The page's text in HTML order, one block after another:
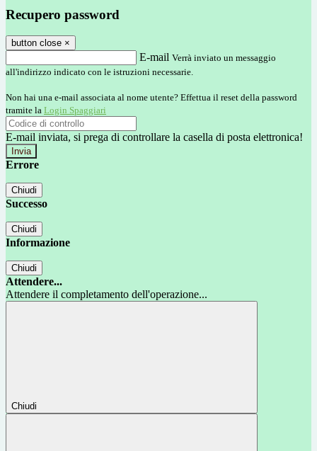
Recupero password
button close ×
E-mail Verrà inviato un messaggio
all'indirizzo indicato con le istruzioni necessarie.
Non hai una e-mail associata al nome utente? Effettua il reset della password
tramite la Login Spaggiari
E-mail inviata, si prega di controllare la casella di posta elettronica!
Errore
Chiudi
Successo
Chiudi
Informazione
Chiudi
Attendere...
Attendere il completamento dell'operazione...
Chiudi